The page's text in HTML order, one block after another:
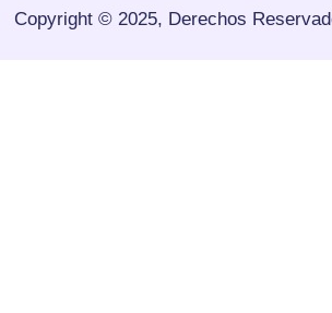
Copyright © 2025, Derechos